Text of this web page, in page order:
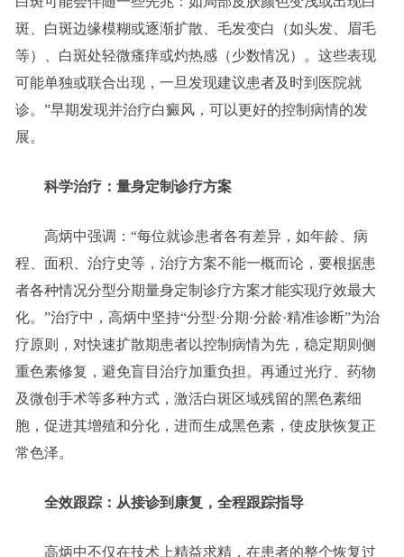
斑、白斑边缘模糊或逐渐扩散、毛发变白（如头发、眉毛
等）、白斑处轻微瘙痒或灼热感（少数情况）。这些表现
可能单独或联合出现，一旦发现建议患者及时到医院就
诊。”早期发现并治疗白癜风，可以更好的控制病情的发
展。
科学治疗：量身定制诊疗方案
高炳中强调：“每位就诊患者各有差异，如年龄、病
程、面积、治疗史等，治疗方案不能一概而论，要根据患
者各种情况分型分期量身定制诊疗方案才能实现疗效最大
化。”治疗中，高炳中坚持“分型·分期·分龄·精准诊断”为治
疗原则，对快速扩散期患者以控制病情为先，稳定期则侧
重色素修复，避免盲目治疗加重负担。再通过光疗、药物
及微创手术等多种方式，激活白斑区域残留的黑色素细
胞，促进其增殖和分化，进而生成黑色素，使皮肤恢复正
常色泽。
全效跟踪：从接诊到康复，全程跟踪指导
高炳中不仅在技术上精益求精，在患者的整个恢复过